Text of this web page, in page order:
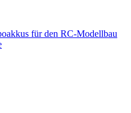
für den RC-Modellbau